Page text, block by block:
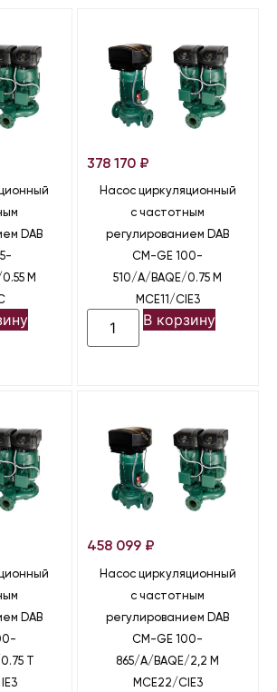
DAB
M
378 170 ₽
Насос циркуляционный
с частотным
регулированием DAB
CM-GE 100-
510/A/BAQE/0.75 M
MCE11/CIE3
В корзину
DAB
T
458 099 ₽
Насос циркуляционный
с частотным
регулированием DAB
CM-GE 100-
865/A/BAQE/2,2 M
MCE22/CIE3